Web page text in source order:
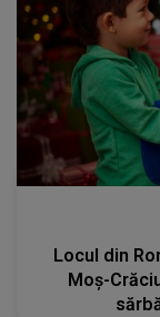
Locul din
Moș-